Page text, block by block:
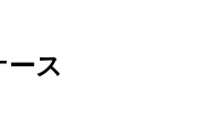
ース